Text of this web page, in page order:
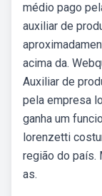
médio pago
auxiliar de
acima da.
Auxiliar de
pela empresa
ganha um
lorenzetti
região do país.
as.